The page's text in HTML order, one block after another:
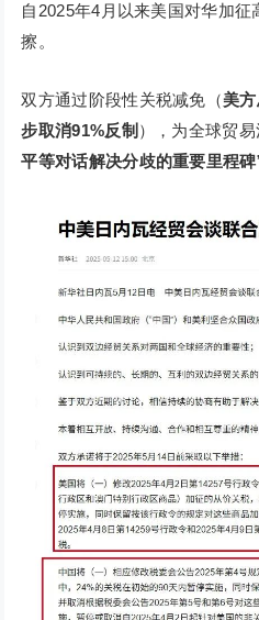
自2025年4月以来美国对华加
擦。
双方通过阶段性关税减免（美
步取消91%反制 ），为全球贸
平等对话解决分歧的重要里程碑